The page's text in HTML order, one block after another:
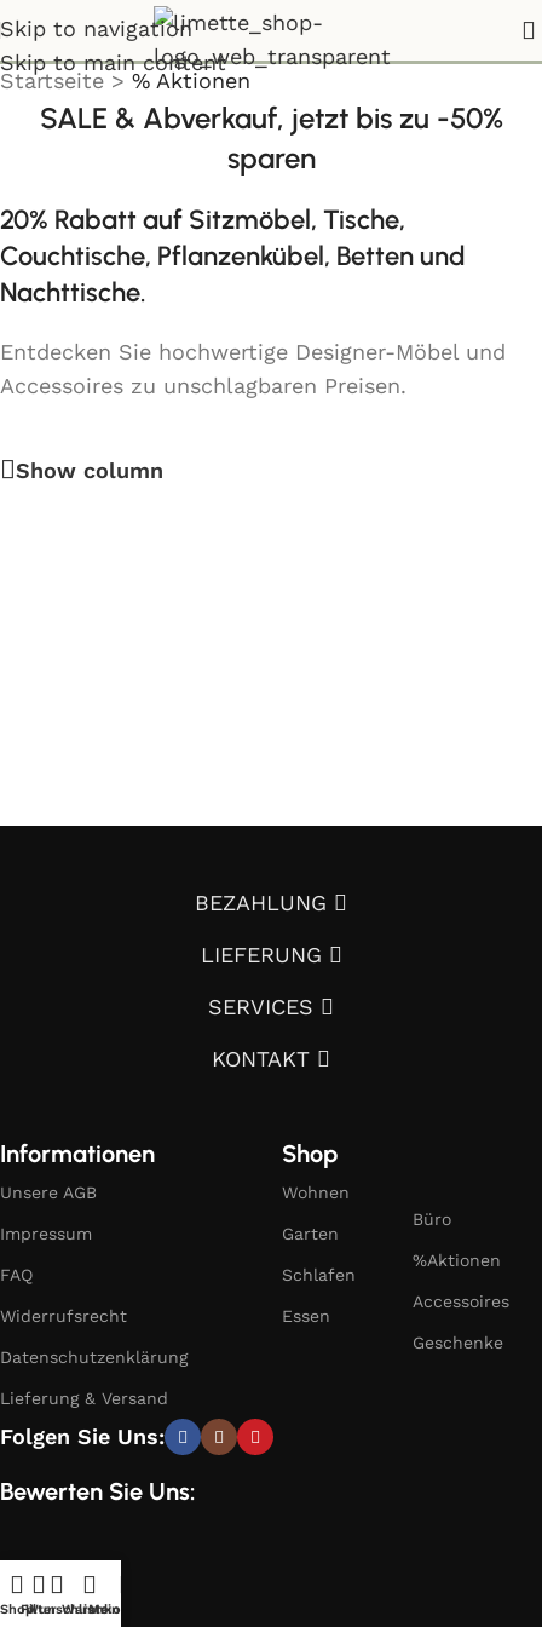
Skip to navigation
Skip to main content
% Aktionen
Startseite > % Aktionen
SALE & Abverkauf, jetzt bis zu -50%
sparen
20% Rabattauf Sitzmöbel, Tische,
Couchtische, Pflanzenkübel, Betten und
Nachttische.
Entdecken Sie hochwertige Designer-Möbel und
Accessoires zu unschlagbaren Preisen.
Show column
BEZAHLUNG
LIEFERUNG
SERVICES
KONTAKT
Informationen
Unsere AGB
Impressum
FAQ
Widerrufsrecht
Datenschutzenklärung
Lieferung & Versand
Shop
Wohnen
Garten
Schlafen
Essen
Büro
%Aktionen
Accessoires
Geschenke
Folgen Sie Uns:
Bewerten Sie Uns:
ShopFilter
Wunschliste
Warenkorb
Mein Konto